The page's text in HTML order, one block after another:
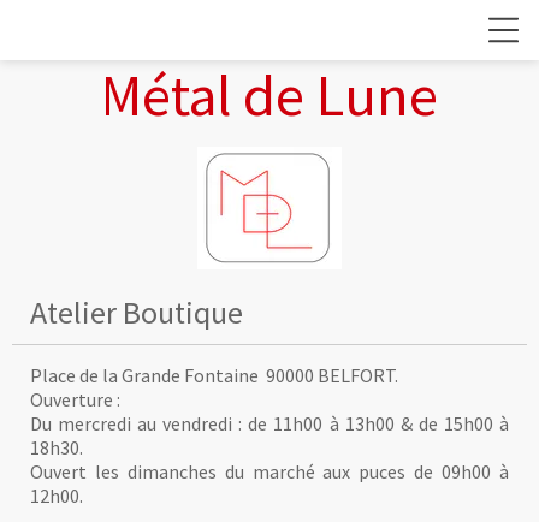
Métal de Lune
Atelier Boutique
Place de la Grande Fontaine 90000 BELFORT.
Ouverture :
Du mercredi au vendredi : de 11h00 à 13h00 & de 15h00 à
18h30.
Ouvert les dimanches du marché aux puces de 09h00 à
12h00.